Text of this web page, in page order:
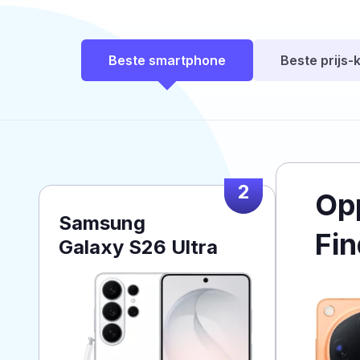
Beste smartphone Beste prijs-
2
Samsung
Galaxy S26 Ultra